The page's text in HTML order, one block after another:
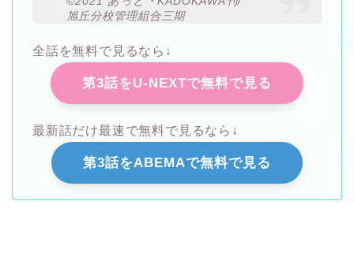
旭丘分校管理組合三期
全話を無料で見るなら↓
第3話をU-NEXTで無料で見る
最新話だけ最速で無料で見るなら↓
第3話をABEMAで無料で見る